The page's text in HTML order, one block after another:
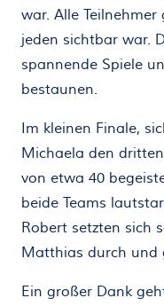
war. Alle
jeden sichtbar war.
spannende Spiele
bestaunen.
Im kleinen Finale,
Michaela den
von etwa 40
beide Teams
Robert setzten sich
Matthias durch und
Ein großer Dank